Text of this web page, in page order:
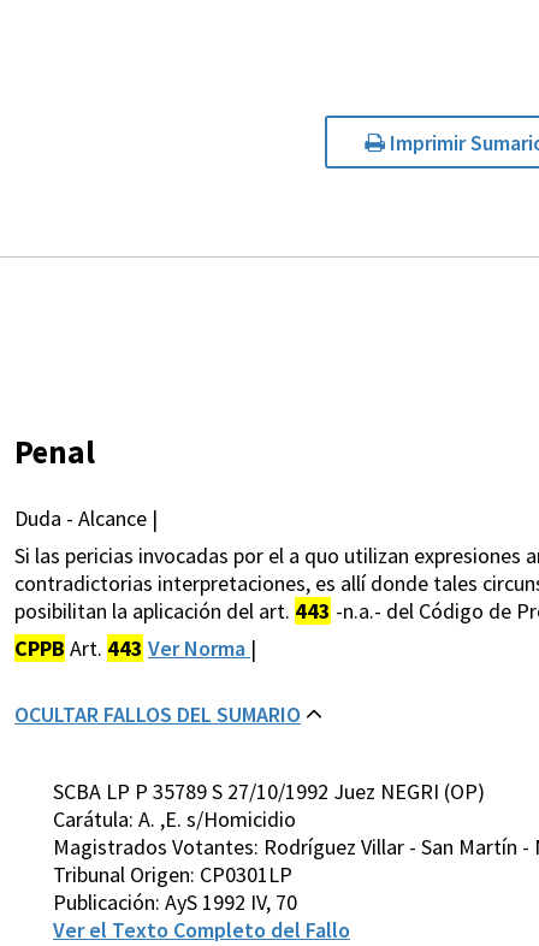
Imprimir
Penal
Duda - Alcance |
Si las pericias invocadas por el a quo utilizan
contradictorias interpretaciones, es allí donde tales
posibilitan la aplicación del art. 443 -n.a.- del Código de
CPPB Art. 443 Ver Norma |
OCULTAR FALLOS DEL SUMARIO
SCBA LP P 35789 S 27/10/1992 Juez NEGRI (OP)
Carátula: A. ,E. s/Homicidio
Magistrados Votantes: Rodríguez Villar - San Martín
Tribunal Origen: CP0301LP
Publicación: AyS 1992 IV, 70
Ver el Texto Completo del Fallo